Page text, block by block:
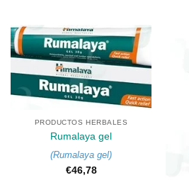
PRODUCTOS HERBALES
Rumalaya gel
(Rumalaya gel)
€46,78